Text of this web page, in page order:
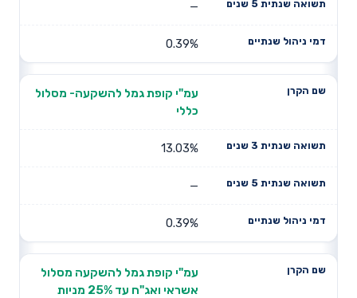
—
0.39%
עמ"י קופת גמל להשקעה- מסלול
כללי
13.03%
—
0.39%
עמ"י קופת גמל להשקעה מסלול
אשראי ואג"ח עד 25% מניות